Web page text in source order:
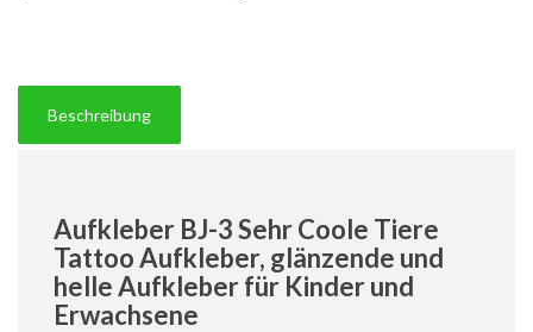
Beschreibung
Aufkleber BJ-3 Sehr Coole Tiere
Tattoo Aufkleber, glänzende und
helle Aufkleber für Kinder und
Erwachsene